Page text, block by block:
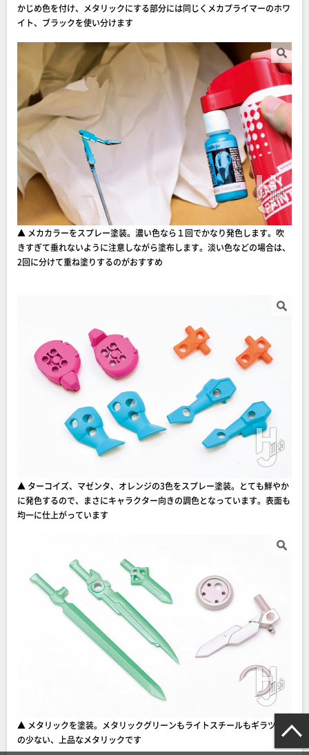
かじめ色を付け、メタリックにする部分には同じくメカプライマーのホワ
イト、ブラックを使い分けます
▲ メカカラーをスプレー塗装。濃い色なら１回でかなり発色します。吹
きすぎて垂れないように注意しながら塗布します。淡い色などの場合は、
2回に分けて重ね塗りするのがおすすめ
▲ ターコイズ、マゼンタ、オレンジの3色をスプレー塗装。とても鮮やか
に発色するので、まさにキャラクター向きの調色となっています。表面も
均一に仕上がっています
▲ メタリックを塗装。メタリックグリーンもライトスチールもギラツキ
の少ない、上品なメタリックです